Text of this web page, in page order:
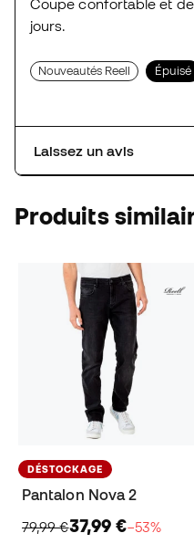
Coupe confortable et
jours.
Nouveautés Reell Épuisé
Laissez un avis
Produits
DÉSTOCKAGE
Pantalon Nova 2
79,99 €37,99 €−53%